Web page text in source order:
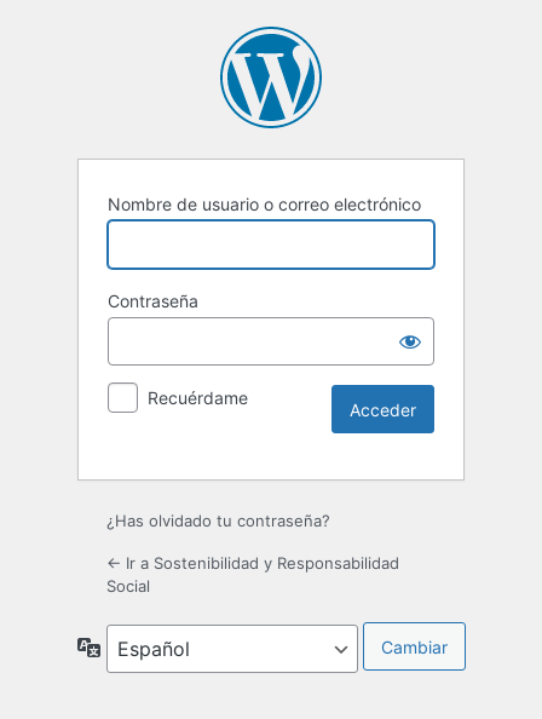
Nombre de usuario o correo electrónico
Contraseña
Recuérdame
¿Has olvidado tu contraseña?
← Ir a Sostenibilidad y Responsabilidad
Social
Idioma